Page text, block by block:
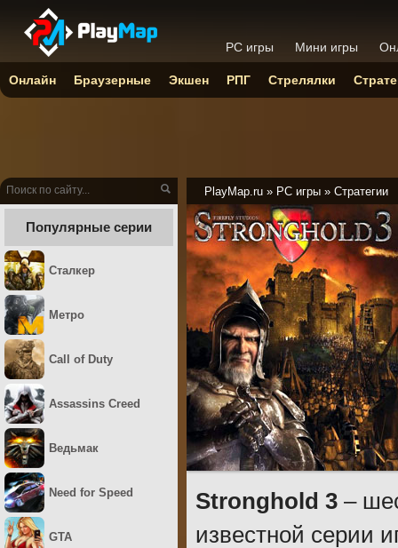
PlayMap.ru » PC игры » Стратегии
Stronghold 3 –
известной серии
Популярные серии
Сталкер
Метро
Call of Duty
Assassins Creed
Ведьмак
Need for Speed
GTA
PC игры Мини игры
Онлайн Браузерные Экшен РПГ Стрелялки